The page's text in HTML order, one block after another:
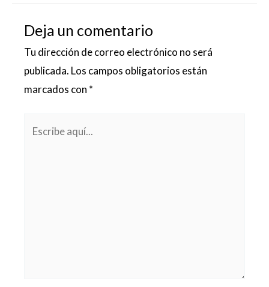
Deja un comentario
Tu dirección de correo electrónico no será
publicada. Los campos obligatorios están
marcados con *